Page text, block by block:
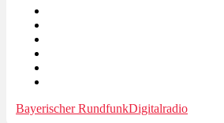
Bayerischer RundfunkDigitalradio